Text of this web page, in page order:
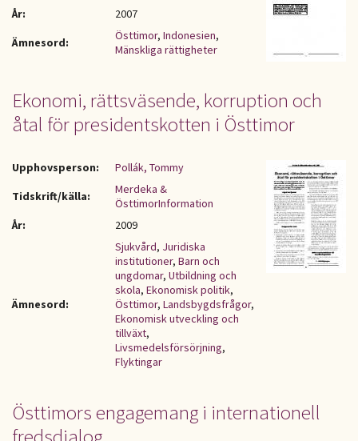
År:
2007
Ämnesord:
Östtimor, Indonesien,
Mänskliga rättigheter
Ekonomi, rättsväsende, korruption och
åtal för presidentskotten i Östtimor
Upphovsperson:
Pollák, Tommy
Tidskrift/källa:
Merdeka &
ÖsttimorInformation
År:
2009
Ämnesord:
Sjukvård, Juridiska
institutioner, Barn och
ungdomar, Utbildning och
skola, Ekonomisk politik,
Östtimor, Landsbygdsfrågor,
Ekonomisk utveckling och
tillväxt,
Livsmedelsförsörjning,
Flyktingar
Östtimors engagemang i internationell